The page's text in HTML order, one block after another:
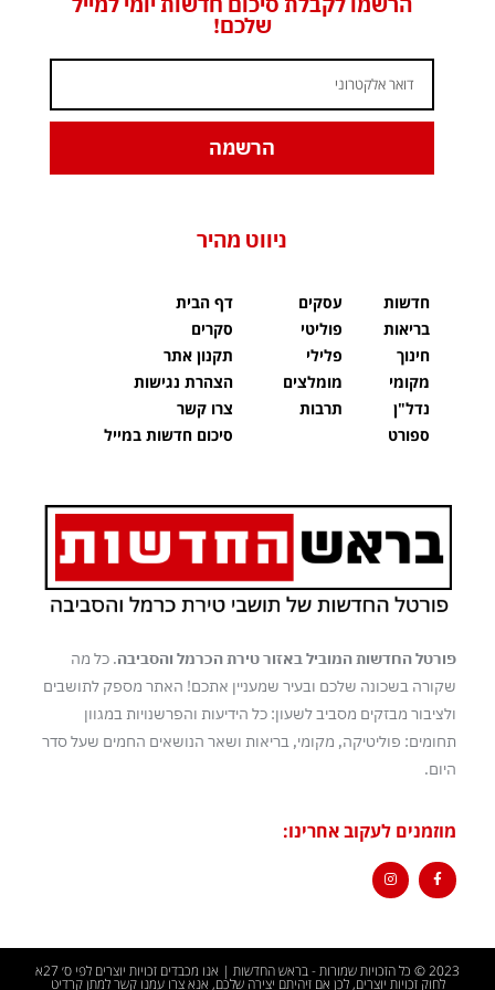
שלכם!
הרשמה
ניווט מהיר
חדשות
בריאות
חינוך
מקומי
נדל"ן
ספורט
עסקים
פוליטי
פלילי
מומלצים
תרבות
דף הבית
סקרים
תקנון אתר
הצהרת נגישות
צרו קשר
סיכום חדשות במייל
פורטל החדשות המוביל באזור טירת הכרמל והסביבה. כל מה
שקורה בשכונה שלכם ובעיר שמעניין אתכם! האתר מספק לתושבים
ולציבור מבזקים מסביב לשעון: כל הידיעות והפרשנויות במגוון
תחומים: פוליטיקה, מקומי, בריאות ושאר הנושאים החמים שעל סדר
היום.
מוזמנים לעקוב אחרינו:
2023 © כל הזכויות שמורות - בראש החדשות | אנו מכבדים זכויות יוצרים לפי ס׳ 27א
לחוק זכויות יוצרים, לכן אם זיהיתם יצירה שלכם, אנא צרו עמנו קשר למתן קרדיט